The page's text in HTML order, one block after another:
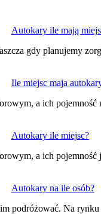
Autokary ile mają
gdy planujemy
Ile miejsc maja
a ich
Autokary ile miejsc?
a ich
Autokary na ile osób?
podróżować. Na